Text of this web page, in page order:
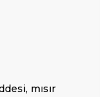
mısır